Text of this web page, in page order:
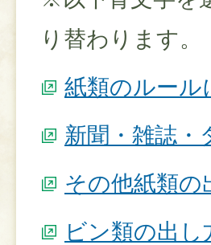
り替わります。
紙類のルール
新聞・雑誌・
その他紙類の
ビン類の出し